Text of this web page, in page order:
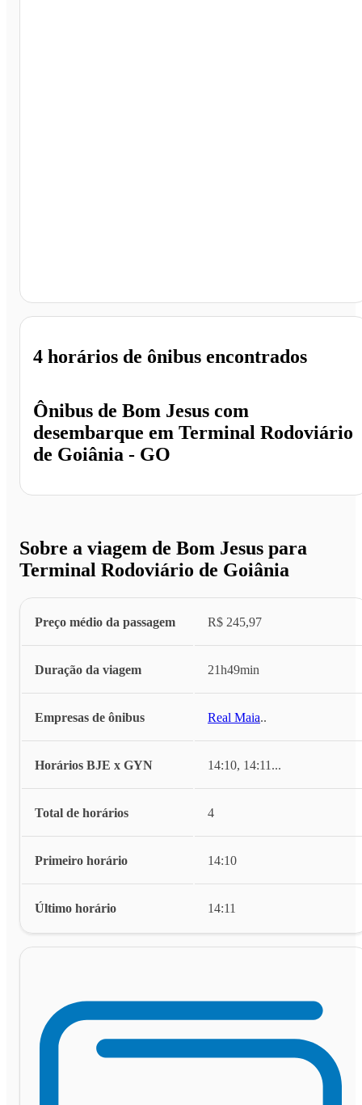
Ônibus de Bom Jesus com
desembarque em Terminal Rodoviário
de Goiânia - GO
4 horários de ônibus encontrados
Sobre a viagem de Bom Jesus para
Terminal Rodoviário de Goiânia
Preço médio da passagem R$ 245,97
Duração da viagem 21h49min
Empresas de ônibus Real Maia...
Horários BJE x GYN 14:10, 14:11...
Total de horários 4
Primeiro horário 14:10
Último horário 14:11